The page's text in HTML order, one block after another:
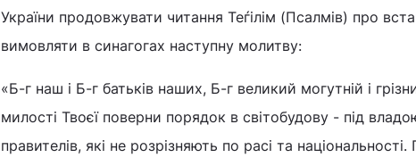
України продовжувати читання Теѓілім (Псалмів) про
вимовляти в синагогах наступну молитву:
«Б-г наш і Б-г батьків наших, Б-г великий могутній і
милості Твоєї поверни порядок в світобудову - під
правителів, які не розрізняють по расі та